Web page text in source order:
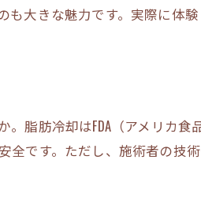
大きな魅力です。実際に体
脂肪冷却はFDA（アメリカ食
です。ただし、施術者の技